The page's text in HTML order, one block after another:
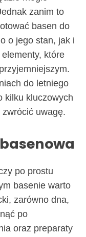
zanim to
basen do
o jego stan, jak i
które
do letniego
kilku kluczowych
uwagę.
po prostu
basenie warto
zarówno dna,
po
oraz preparaty